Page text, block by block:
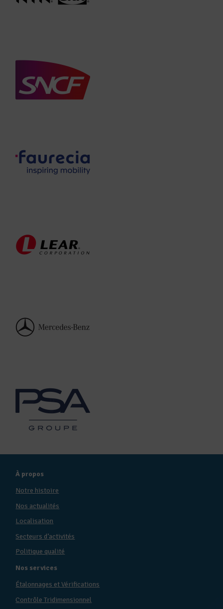
À propos
Notre histoire
Nos actualités
Localisation
Secteurs d’activités
Politique qualité
Nos services
Étalonnages et Vérifications
Contrôle Tridimensionnel